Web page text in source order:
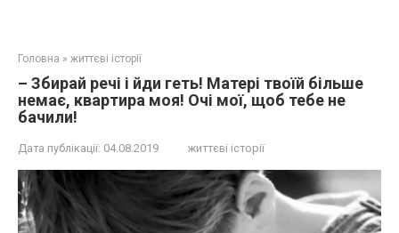
Головна » життєві історії
– Збирай речі і йди геть! Матері твоїй більше
немає, квартира моя! Очі мої, щоб тебе не
бачили!
Дата публікації: 04.08.2019 життєві історії